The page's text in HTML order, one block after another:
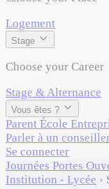
Logement
Stage
Choose your Career
Stage & Alternance
Vous êtes ?
Parent École
Parler à un
Se connecter
Journées Portes
Institution - Lycée ›